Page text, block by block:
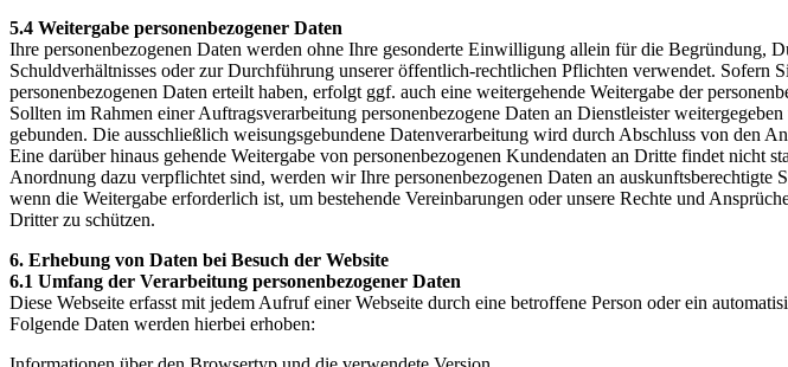
5.4 Weitergabe personenbezogener Daten
Ihre personenbezogenen Daten werden ohne Ihre gesonderte Einwilligung allein für die Begründung,
Schuldverhältnisses oder zur Durchführung unserer öffentlich-rechtlichen Pflichten verwendet.
personenbezogenen Daten erteilt haben, erfolgt ggf. auch eine weitergehende Weitergabe der
Sollten im Rahmen einer Auftragsverarbeitung personenbezogene Daten an Dienstleister
gebunden. Die ausschließlich weisungsgebundene Datenverarbeitung wird durch Abschluss von den
Eine darüber hinaus gehende Weitergabe von personenbezogenen Kundendaten an Dritte findet
Anordnung dazu verpflichtet sind, werden wir Ihre personenbezogenen Daten an
wenn die Weitergabe erforderlich ist, um bestehende Vereinbarungen oder unsere Rechte und
Dritter zu schützen.
6. Erhebung von Daten bei Besuch der Website
6.1 Umfang der Verarbeitung personenbezogener Daten
Diese Webseite erfasst mit jedem Aufruf einer Webseite durch eine betroffene Person oder ein
Folgende Daten werden hierbei erhoben: